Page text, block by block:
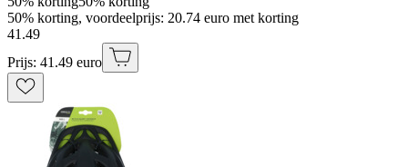
50% korting, voordeelprijs: 20.74 euro met korting
41 .49
Prijs: 41.49 euro